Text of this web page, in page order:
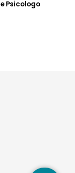
Psicologo